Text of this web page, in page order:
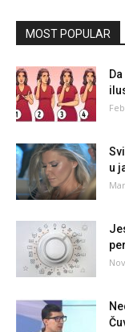
MOST POPULAR
u